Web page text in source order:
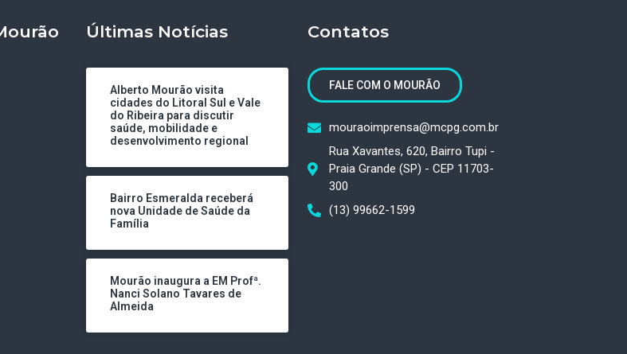
Últimas Notícias
Alberto Mourão visita
cidades do Litoral Sul e Vale
do Ribeira para discutir
saúde, mobilidade e
desenvolvimento regional
Bairro Esmeralda receberá
nova Unidade de Saúde da
Família
Mourão inaugura a EM Profª.
Nanci Solano Tavares de
Almeida
Contatos
FALE COM O MOURÃO
mouraoimprensa@mcpg.com.br
Rua Xavantes, 620, Bairro Tupi -
Praia Grande (SP) - CEP 11703-
300
(13) 99662-1599